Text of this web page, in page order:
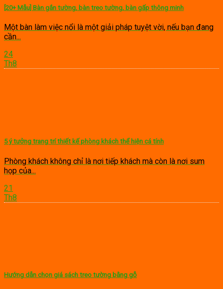
[20+ Mẫu] Bàn gắn tường, bàn treo tường, bàn gấp thông minh
Một bàn làm việc nổi là một giải pháp tuyệt vời, nếu bạn đang
cần...
24
Th8
5 ý tưởng trang trí thiết kế phòng khách thể hiện cá tính
Phòng khách không chỉ là nơi tiếp khách mà còn là nơi sum
họp của...
21
Th8
Hướng dẫn chọn giá sách treo tường bằng gỗ